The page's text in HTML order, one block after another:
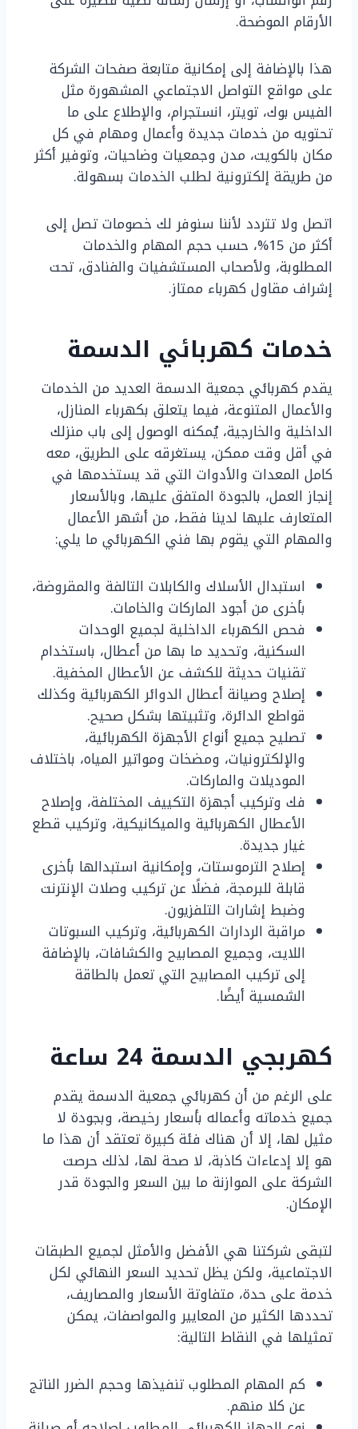
الأرقام الموضحة.
هذا بالإضافة إلى إمكانية متابعة صفحات الشركة
على مواقع التواصل الاجتماعي المشهورة مثل
الفيس بوك، تويتر، انستجرام، والإطلاع على ما
تحتويه من خدمات جديدة وأعمال ومهام في كل
مكان بالكويت، مدن وجمعيات وضاحيات، وتوفير أكثر
من طريقة إلكترونية لطلب الخدمات بسهولة.
اتصل ولا تتردد لأننا سنوفر لك خصومات تصل إلى
أكثر من 15%، حسب حجم المهام والخدمات
المطلوبة، ولأصحاب المستشفيات والفنادق، تحت
إشراف مقاول كهرباء ممتاز.
خدمات كهربائي الدسمة
يقدم كهربائي جمعية الدسمة العديد من الخدمات
والأعمال المتنوعة، فيما يتعلق بكهرباء المنازل،
الداخلية والخارجية، يُمكنه الوصول إلى باب منزلك
في أقل وقت ممكن، يستغرقه على الطريق، معه
كامل المعدات والأدوات التي قد يستخدمها في
إنجاز العمل، بالجودة المتفق عليها، وبالأسعار
المتعارف عليها لدينا فقط، من أشهر الأعمال
والمهام التي يقوم بها فني الكهربائي ما يلي:
استبدال الأسلاك والكابلات التالفة والمقروضة،
بأخرى من أجود الماركات والخامات.
فحص الكهرباء الداخلية لجميع الوحدات
السكنية، وتحديد ما بها من أعطال، باستخدام
تقنيات حديثة للكشف عن الأعطال المخفية.
إصلاح وصيانة أعطال الدوائر الكهربائية وكذلك
قواطع الدائرة، وتثبيتها بشكل صحيح.
تصليح جميع أنواع الأجهزة الكهربائية،
والإلكترونيات، ومضخات ومواتير المياه، باختلاف
الموديلات والماركات.
فك وتركيب أجهزة التكييف المختلفة، وإصلاح
الأعطال الكهربائية والميكانيكية، وتركيب قطع
غيار جديدة.
إصلاح الترموستات، وإمكانية استبدالها بأخرى
قابلة للبرمجة، فضلًا عن تركيب وصلات الإنترنت
وضبط إشارات التلفزيون.
مراقبة الردارات الكهربائية، وتركيب السبوتات
اللايت، وجميع المصابيح والكشافات، بالإضافة
إلى تركيب المصابيح التي تعمل بالطاقة
الشمسية أيضًا.
كهربجي الدسمة 24 ساعة
على الرغم من أن كهربائي جمعية الدسمة يقدم
جميع خدماته وأعماله بأسعار رخيصة، وبجودة لا
مثيل لها، إلا أن هناك فئة كبيرة تعتقد أن هذا ما
هو إلا إدعاءات كاذبة، لا صحة لها، لذلك حرصت
الشركة على الموازنة ما بين السعر والجودة قدر
الإمكان.
لتبقى شركتنا هي الأفضل والأمثل لجميع الطبقات
الاجتماعية، ولكن يظل تحديد السعر النهائي لكل
خدمة على حدة، متفاوتة الأسعار والمصاريف،
تحددها الكثير من المعايير والمواصفات، يمكن
تمثيلها في النقاط التالية:
كم المهام المطلوب تنفيذها وحجم الضرر الناتج
عن كلا منهم.